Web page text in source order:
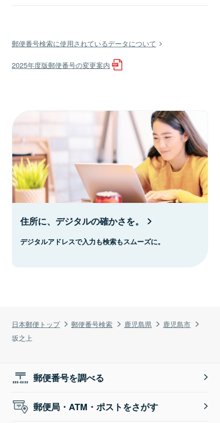
日本郵便トップ 郵便番号検索 鹿児島県
鹿児島市
坂之上
郵便番号検索に使用されているデータについて
2025年度版郵便番号の変更案内
住所に、デジタルの確かさを。
デジタルアドレスで入力も検索もスムーズに。
郵便番号を調べる
郵便局・ATM・ポストをさがす